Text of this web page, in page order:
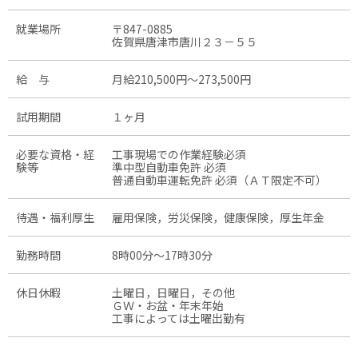
就業場所
〒847-0885
佐賀県唐津市唐川２３－５５
給 与 月給210,500円〜273,500円
試用期間 １ヶ月
必要な資格・経
験等
工事現場での作業経験必須
準中型自動車免許 必須
普通自動車運転免許 必須（ＡＴ限定不可）
待遇・福利厚生 雇用保険，労災保険，健康保険，厚生年金
勤務時間 8時00分〜17時30分
休日休暇
土曜日，日曜日，その他
ＧＷ・お盆・年末年始
工事によっては土曜出勤有